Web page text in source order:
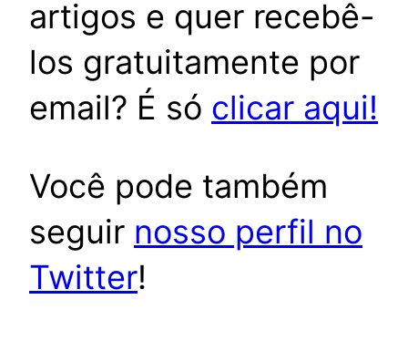
artigos e quer recebê-
los gratuitamente por
email? É só clicar aqui!
Você pode também
seguir nosso perfil no
Twitter!